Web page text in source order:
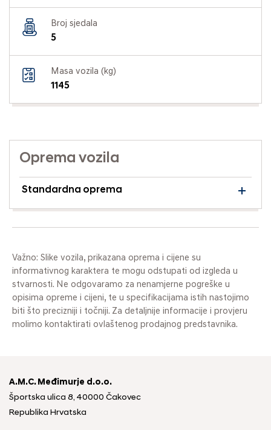
Broj sjedala
5
Masa vozila (kg)
1145
Oprema vozila
Standardna oprema
Važno: Slike vozila, prikazana oprema i cijene su
informativnog karaktera te mogu odstupati od izgleda u
stvarnosti. Ne odgovaramo za nenamjerne pogreške u
opisima opreme i cijeni, te u specifikacijama istih nastojimo
biti što precizniji i točniji. Za detaljnije informacije i provjeru
molimo kontaktirati ovlaštenog prodajnog predstavnika.
A.M.C. Međimurje d.o.o.
Športska ulica 8, 40000 Čakovec
Republika Hrvatska